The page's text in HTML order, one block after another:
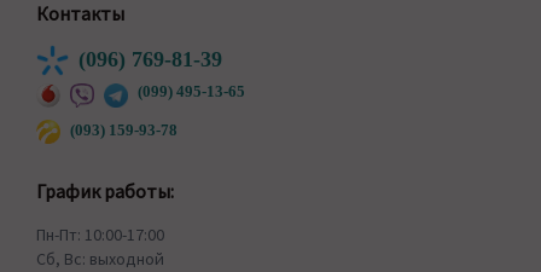
Контакты
(096) 769-81-39
(099) 495-13-65
(093) 159-93-78
График работы:
Пн-Пт: 10:00-17:00
Сб, Вс: выходной